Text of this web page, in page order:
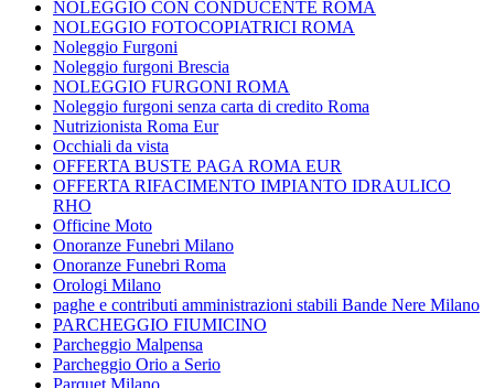
NOLEGGIO CON CONDUCENTE ROMA
NOLEGGIO FOTOCOPIATRICI ROMA
Noleggio Furgoni
Noleggio furgoni Brescia
NOLEGGIO FURGONI ROMA
Noleggio furgoni senza carta di credito Roma
Nutrizionista Roma Eur
Occhiali da vista
OFFERTA BUSTE PAGA ROMA EUR
OFFERTA RIFACIMENTO IMPIANTO IDRAULICO
RHO
Officine Moto
Onoranze Funebri Milano
Onoranze Funebri Roma
Orologi Milano
paghe e contributi amministrazioni stabili Bande Nere Milano
PARCHEGGIO FIUMICINO
Parcheggio Malpensa
Parcheggio Orio a Serio
Parquet Milano